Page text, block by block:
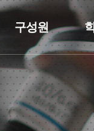
구성원